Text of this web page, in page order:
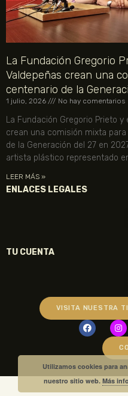
La Fundación Gregorio
Valdepeñas crean una
centenario de la
1 julio, 2026 No hay comentarios
La Fundación Gregorio Prieto
crean una comisión mixta
de la Generación del 27 en
artista plástico representado
LEER MÁS »
ENLACES LEGALES
TU CUENTA
VISITA NUESTRA
Utilizamos cookies para
nuestro sitio web.Más